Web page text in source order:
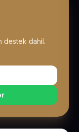
destek dahil.